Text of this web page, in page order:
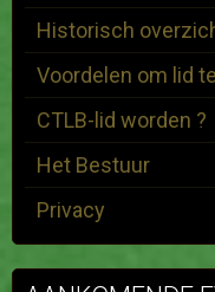
Historisch
Voordelen om lid
CTLB-lid worden ?
Het Bestuur
Privacy